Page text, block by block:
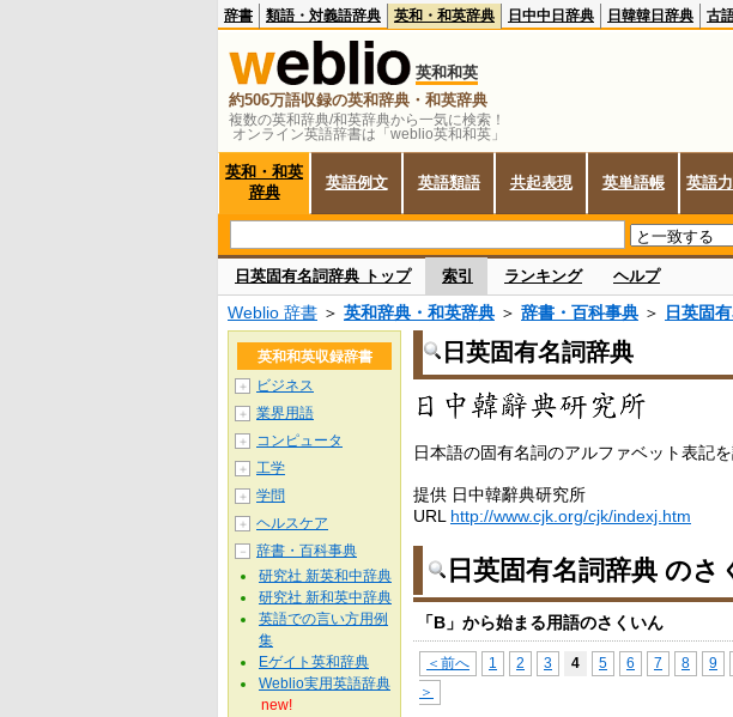
複数の英和辞典/和英辞典から一気に検索！
オンライン英語辞書は「weblio英和和英」
辞書 類語・対義語辞典 英和・和英辞典 日中中日辞典 日韓韓日辞典 古
英和和英
約506万語収録の英和辞典・和英辞典
英和・和英
辞典
英語例文 英語類語 共起表現 英単語帳 英語
日英固有名詞辞典 トップ 索引 ランキング ヘルプ
Weblio 辞書 ＞ 英和辞典・和英辞典 ＞ 辞書・百科事典 ＞ 日英固
日英固有名詞辞典
日本語の固有名詞のアルファベット表記
提供 日中韓辭典研究所
URL http://www.cjk.org/cjk/indexj.htm
日英固有名詞辞典 のさ
「B」から始まる用語のさくいん
＜前へ 1 2 3 4 5 6 7 8 9
＞
英和和英収録辞書
＋ ビジネス
＋ 業界用語
＋ コンピュータ
＋ 工学
＋ 学問
＋ ヘルスケア
－
辞書・百科事典
研究社 新英和中辞典
研究社 新和英中辞典
英語での言い方用例
集
Eゲイト英和辞典
Weblio実用英語辞典
new!